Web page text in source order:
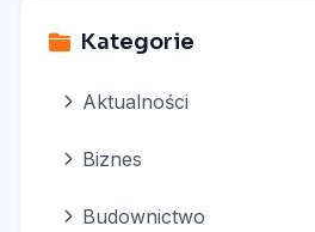
Kategorie
Aktualności
Biznes
Budownictwo